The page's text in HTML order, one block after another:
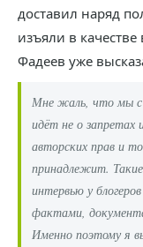
доставил наряд
изъяли в
Фадеев уже
Мне жаль, что мы с
идёт не о запретах
авторских прав и
принадлежит.
интервью у
фактами,
Именно поэтому я